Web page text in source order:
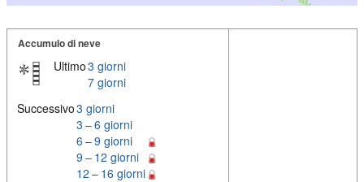
Accumulo di neve
Ultimo3 giorni
7 giorni
Successivo3 giorni
3 – 6 giorni
6 – 9 giorni
9 – 12 giorni
12 – 16 giorni